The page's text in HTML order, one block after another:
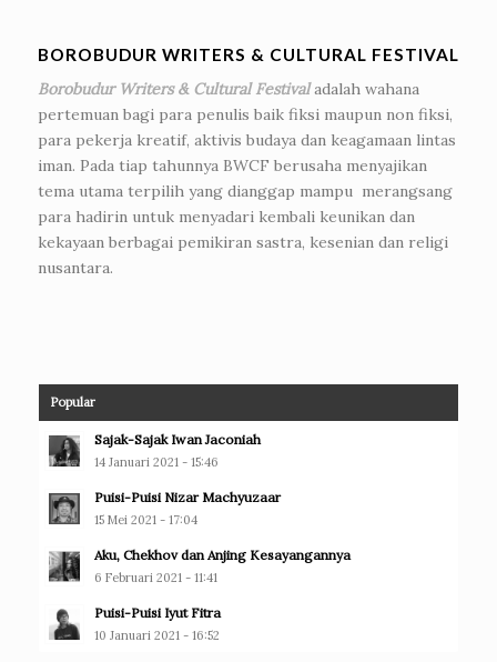
BOROBUDUR WRITERS & CULTURAL FESTIVAL
Borobudur Writers & Cultural Festivaladalah wahana
pertemuan bagi para penulis baik fiksi maupun non fiksi,
para pekerja kreatif, aktivis budaya dan keagamaan lintas
iman. Pada tiap tahunnya BWCF berusaha menyajikan
tema utama terpilih yang dianggap mampu merangsang
para hadirin untuk menyadari kembali keunikan dan
kekayaan berbagai pemikiran sastra, kesenian dan religi
nusantara.
Popular
Sajak-Sajak Iwan Jaconiah
14 Januari 2021 - 15:46
Puisi-Puisi Nizar Machyuzaar
15 Mei 2021 - 17:04
Aku, Chekhov dan Anjing Kesayangannya
6 Februari 2021 - 11:41
Puisi-Puisi Iyut Fitra
10 Januari 2021 - 16:52